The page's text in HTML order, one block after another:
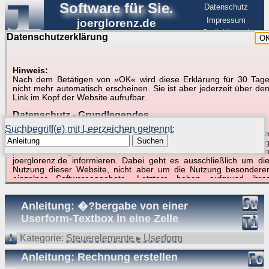
Datenschutzerklärung
Hinweis:
Nach dem Betätigen von »OK« wird diese Erklärung für 30 Tage
nicht mehr automatisch erscheinen. Sie ist aber jederzeit über den
Link im Kopf der Website aufrufbar.
Datenschutz - Grundlegendes
Diese Datenschutzerklärung soll die Nutzer dieser Website über die
Art, den Umfang und den Zweck der Erhebung und Verwendung
personenbezogener Daten durch den Websitebetreiber von
joerglorenz.de informieren. Dabei geht es ausschließlich um die
Nutzung dieser Website, nicht aber um die Nutzung besonderer
einzelner Softwareangebote. Letztere haben aufgrund ihrer
gespeichert werden müssen, die für das Funktionieren erforderlich
sind. Hier ist es wichtig, dass Sie selbst zum Testen dieser
Funktionen möglichst erfundene Daten verwenden. Ansonsten wird
auf die spezifischen Besonderheiten beim jeweiligen Angebot
gesondert hingewiesen.
Generell gilt: Wenn Sie ein Angebot bei den Add-Ins nutzen, bei
dem Daten übertragen werden, werden diese Daten auf dem
Software für Sie.
joerglorenz.de
Datenschutz
Impressum
BerlinHimmel
Suche in Beispielen und Tipps zu Excel und
VBA
Suchbegriff(e) mit Leerzeichen getrennt:
Suchen
Suchergebnisse (11 Treffer, 1 Begriff)
Anleitung: �?bergabe von einer
Userform-Textbox in eine Zelle
Kategorie: Steuerelemente ▸ Userform
Anleitung: Rechnung erstellen